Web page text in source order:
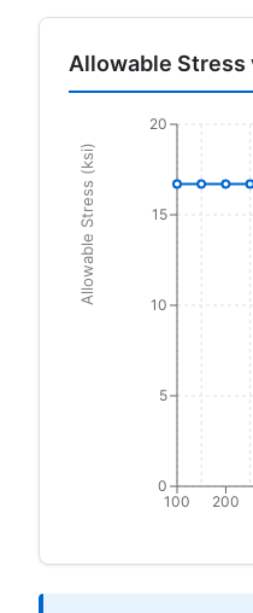
Allowable Stress
100 200
0
5
10
15
20
Allowable Stress (ksi)